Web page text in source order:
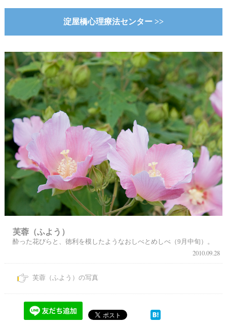
淀屋橋心理療法センター >>
芙蓉（ふよう）
酔った花びらと、徳利を模したようなおしべとめしべ（9月中旬）。
2010.09.28
芙蓉（ふよう）の写真